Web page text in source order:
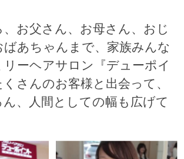
お父さん、お母さん、おじ
あちゃんまで、家族みんな
ーヘアサロン『デューポイ
さんのお客様と出会って、
、人間としての幅も広げて